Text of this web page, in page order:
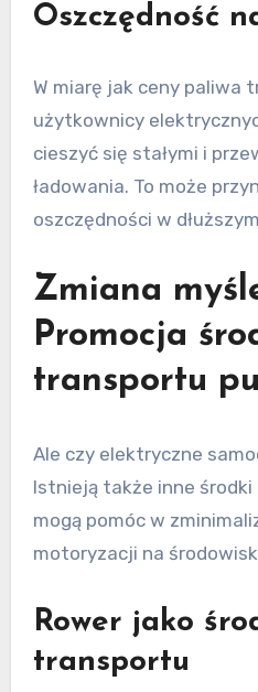
Oszczędność
W miarę jak ceny paliwa
użytkownicy
cieszyć się stałymi i
ładowania. To może
oszczędności w
Zmiana
Promocja
transportu
Ale czy elektryczne
Istnieją także inne
mogą pomóc w
motoryzacji na
Rower jako
transportu